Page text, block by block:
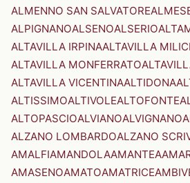
ALMENNO SAN SALVATORE
ALPIGNANOALSENOALSERIO
ALTAVILLA IRPINAALTAVILLA
ALTAVILLA MONFERRATO
ALTAVILLA VICENTINAALTIDONA
ALTISSIMOALTIVOLEALTOFONTE
ALTOPASCIOALVIANOALVIGNANO
ALZANO LOMBARDOALZANO
AMALFIAMANDOLAAMANTEA
AMASENOAMATOAMATRICE